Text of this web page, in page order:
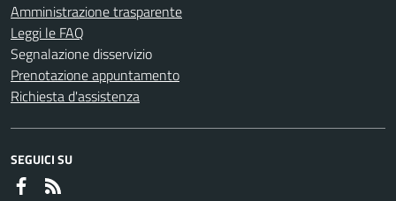
Amministrazione trasparente
Leggi le FAQ
Segnalazione disservizio
Prenotazione appuntamento
Richiesta d'assistenza
SEGUICI SU